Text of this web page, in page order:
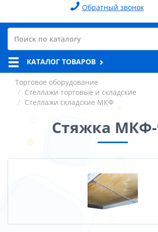
Обратный звонок
КАТАЛОГ ТОВАРОВ
Торговое оборудование
Стеллажи торговые и складские
Стеллажи складские МКФ
Стяжка МКФ-